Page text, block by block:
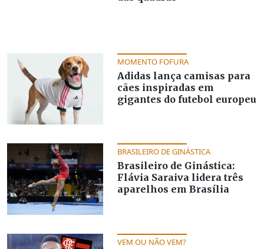
MOMENTO FOFURA
Adidas lança camisas para
cães inspiradas em
gigantes do futebol europeu
BRASILEIRO DE GINÁSTICA
Brasileiro de Ginástica:
Flávia Saraiva lidera três
aparelhos em Brasília
VEM OU NÃO VEM?